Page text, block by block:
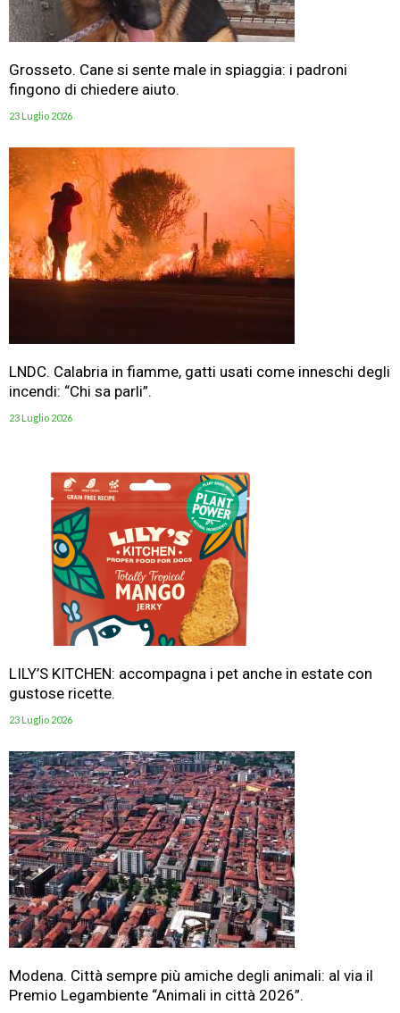
Grosseto. Cane si sente male in spiaggia: i padroni
fingono di chiedere aiuto.
23 Luglio 2026
LNDC. Calabria in fiamme, gatti usati come inneschi degli
incendi: “Chi sa parli”.
23 Luglio 2026
LILY’S KITCHEN: accompagna i pet anche in estate con
gustose ricette.
23 Luglio 2026
Modena. Città sempre più amiche degli animali: al via il
Premio Legambiente “Animali in città 2026”.